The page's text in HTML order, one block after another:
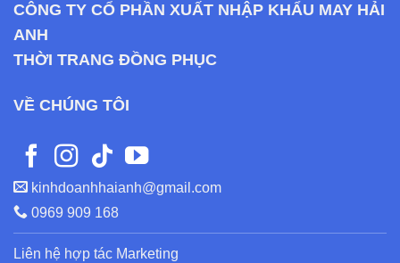
CÔNG TY CỔ PHẦN XUẤT NHẬP KHẨU MAY HẢI
ANH
THỜI TRANG ĐỒNG PHỤC
VỀ CHÚNG TÔI
kinhdoanhhaianh@gmail.com
0969 909 168
Liên hệ hợp tác Marketing